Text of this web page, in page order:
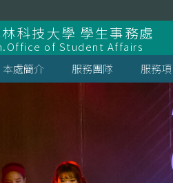
科技大學 學生事務處
of Student Affairs
本處簡介 服務團隊 服務